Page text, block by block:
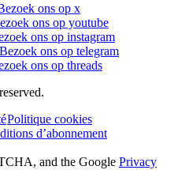
ons op x
ons op youtube
ons op instagram
Bezoek ons op telegram
ons op threads
Politique cookies
d’abonnement
and the Google Privacy